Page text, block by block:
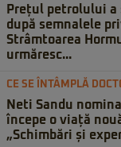
Prețul petrolului
după semnalele
Strâmtoarea
urmăresc...
CE SE ÎNTÂMPLĂ
Neti Sandu
începe o viață
„Schimbări și